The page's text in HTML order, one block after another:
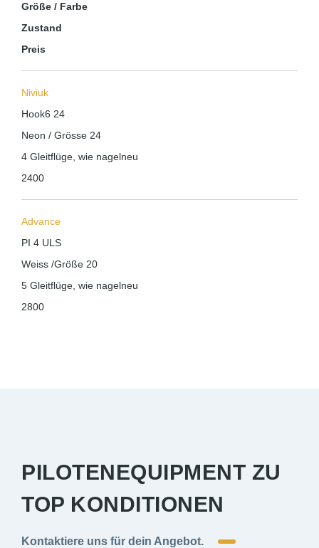
Größe / Farbe
Zustand
Preis
Niviuk
Hook6 24
Neon / Grösse 24
4 Gleitflüge, wie nagelneu
2400
Advance
PI 4 ULS
Weiss /Größe 20
5 Gleitflüge, wie nagelneu
2800
PILOTENEQUIPMENT ZU
TOP KONDITIONEN
Kontaktiere uns für dein Angebot.